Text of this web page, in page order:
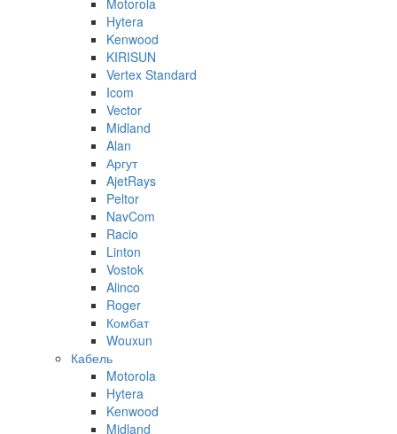
Hytera
Kenwood
KIRISUN
Vertex Standard
Icom
Vector
Midland
Alan
Аргут
AjetRays
Peltor
NavCom
Racio
Linton
Vostok
Alinco
Roger
Комбат
Wouxun
Кабель
Motorola
Hytera
Kenwood
Midland